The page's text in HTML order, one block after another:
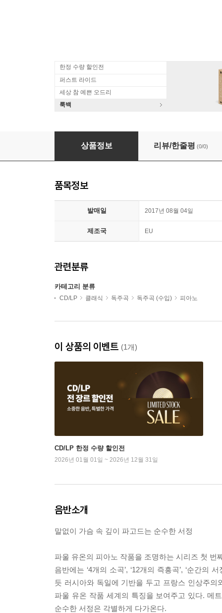
한정 수량 할인전
퍼스트 라이드
세상 참 예쁜 오드리
룩백
Rodolfo Ritter 파울 유온: 피아노 작품 1집 -
상품정보 리뷰/한줄평 (0/0)
품목정보
발매일 2017년 08월 04일
제조국 EU
관련분류
카테고리 분류
CD/LP 클래식 독주곡 독주곡 (수입) 피아노
이 상품의 이벤트 (1개)
CD/LP 한정 수량 할인전
2026년 01월 01일 ~ 2026년 12월 31일
음반소개
말없이 가슴 속 깊이 파고드는 순수한 서정
파울 유온의 피아노 작품을 조명하는 시리즈 첫 번
음반에는 ‘4개의 소곡’, ‘12개의 즉흥곡’, ‘순간의
듯 러시아와 독일에 기반을 두고 프랑스 인상주
파울 유온 작품 세계의 특징을 보여주고 있다. 메
순수한 서정은 각별하게 다가온다.